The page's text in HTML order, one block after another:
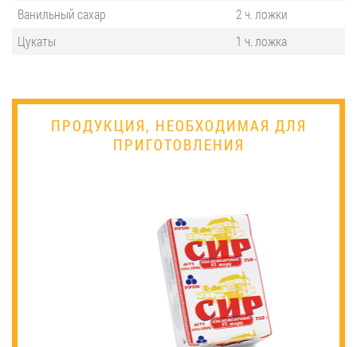
Ванильный сахар
2 ч. ложки
Цукаты
1 ч. ложка
ПРОДУКЦИЯ, НЕОБХОДИМАЯ ДЛЯ
ПРИГОТОВЛЕНИЯ